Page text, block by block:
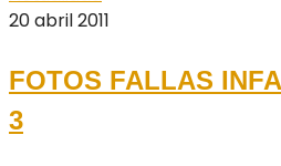
20 abril 2011
FOTOS FALLAS
3